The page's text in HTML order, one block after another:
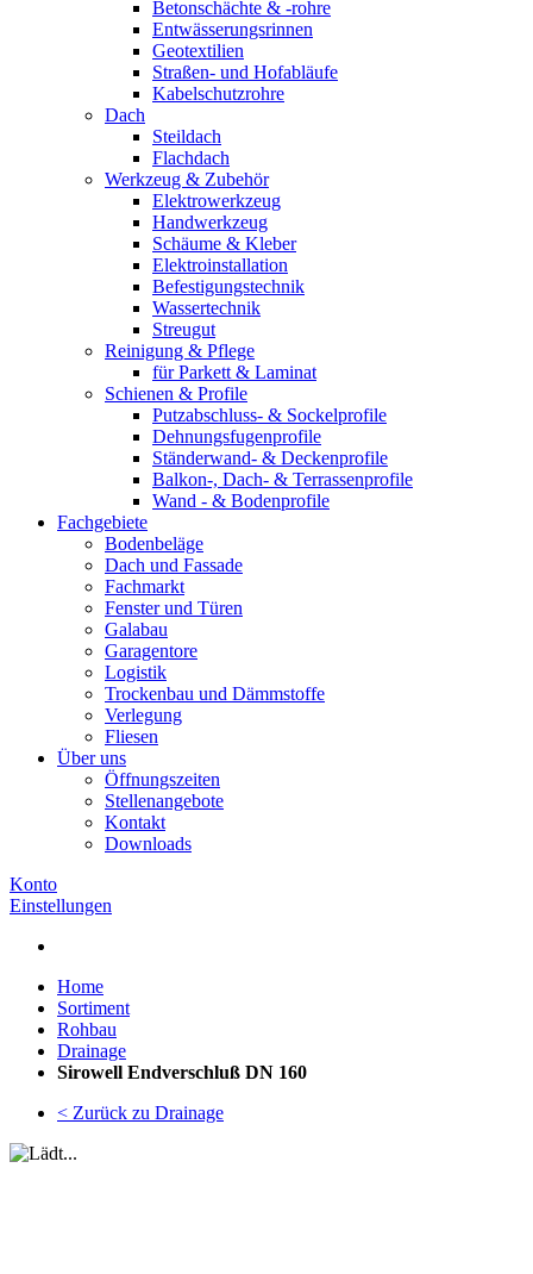
Betonschächte & -rohre
Entwässerungsrinnen
Geotextilien
Straßen- und Hofabläufe
Kabelschutzrohre
Dach
Steildach
Flachdach
Werkzeug & Zubehör
Elektrowerkzeug
Handwerkzeug
Schäume & Kleber
Elektroinstallation
Befestigungstechnik
Wassertechnik
Streugut
Reinigung & Pflege
für Parkett & Laminat
Schienen & Profile
Putzabschluss- & Sockelprofile
Dehnungsfugenprofile
Ständerwand- & Deckenprofile
Balkon-, Dach- & Terrassenprofile
Wand - & Bodenprofile
Fachgebiete
Bodenbeläge
Dach und Fassade
Fachmarkt
Fenster und Türen
Galabau
Garagentore
Logistik
Trockenbau und Dämmstoffe
Verlegung
Fliesen
Über uns
Öffnungszeiten
Stellenangebote
Kontakt
Downloads
Konto
Einstellungen
Home
Sortiment
Rohbau
Drainage
Sirowell Endverschluß DN 160
< Zurück zu Drainage